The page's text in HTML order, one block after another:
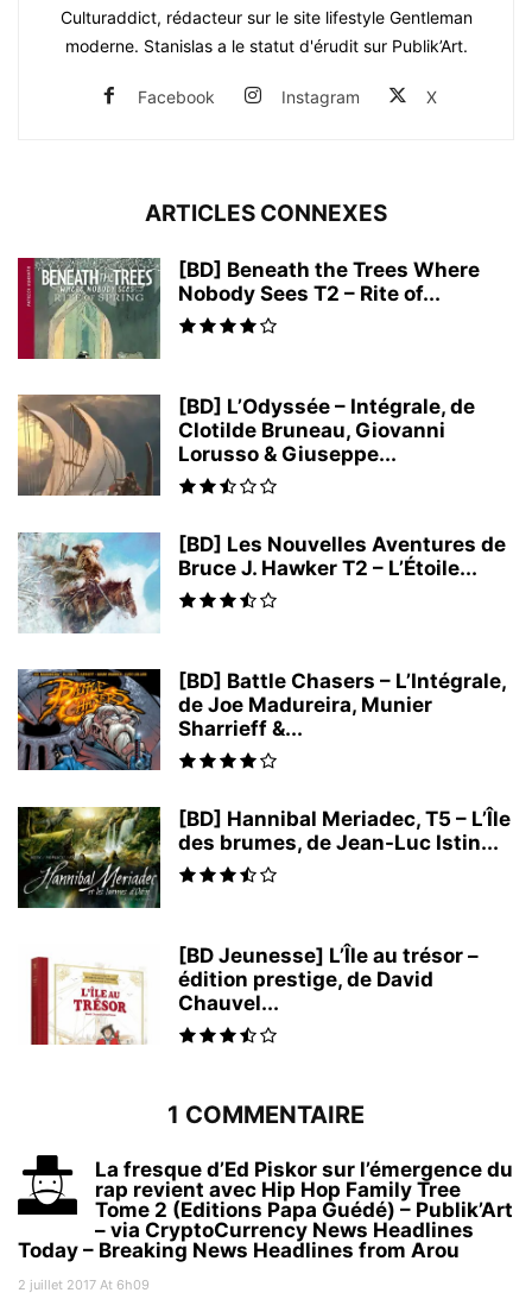
Culturaddict, rédacteur sur le site lifestyle Gentleman
moderne. Stanislas a le statut d'érudit sur Publik’Art.
Facebook Instagram X
ARTICLES CONNEXES
[BD] Beneath the Trees Where
Nobody Sees T2 – Rite of...
[BD] L’Odyssée – Intégrale, de
Clotilde Bruneau, Giovanni
Lorusso & Giuseppe...
[BD] Les Nouvelles Aventures de
Bruce J. Hawker T2 – L’Étoile...
[BD] Battle Chasers – L’Intégrale,
de Joe Madureira, Munier
Sharrieff &...
[BD] Hannibal Meriadec, T5 – L’Île
des brumes, de Jean-Luc Istin...
[BD Jeunesse] L’Île au trésor –
édition prestige, de David
Chauvel...
1 COMMENTAIRE
La fresque d’Ed Piskor sur l’émergence du
rap revient avec Hip Hop Family Tree
Tome 2 (Editions Papa Guédé) – Publik’Art
– via CryptoCurrency News Headlines
Today – Breaking News Headlines from Arou
2 juillet 2017 At 6h09